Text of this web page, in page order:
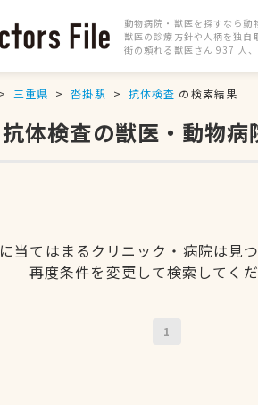
動物病院・獣医を探すなら動
獣医の診療方針や人柄を独自
街の頼れる獣医さん 937 人
三重県 沓掛駅 抗体検査 の検索結果
体検査の獣医・動物病
当てはまるクリニック・病院は見
再度条件を変更して検索してくだ
1